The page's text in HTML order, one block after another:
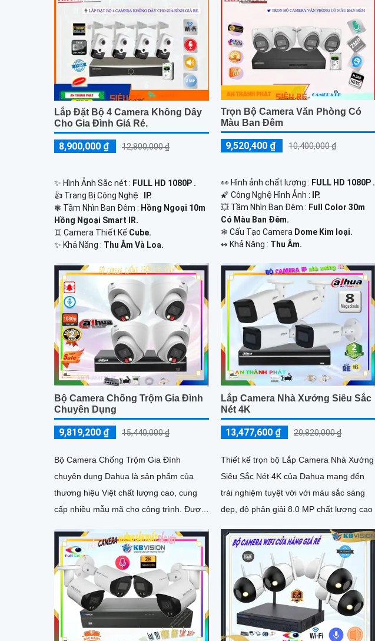
Lắp Đặt Bộ 4 Camera Không Dây
Cho Gia Đình Giá Rẻ.
8,900,000 ₫ 12,800,000 ₫
✨ Hình Ảnh Sắc nét : FULL HD 1080P .
👍 Trang Bị Công Nghệ :
IP.
❃ Tầm Nhìn Ban Đêm : Hồng Ngoại 10m
Hồng Ngoại Smart IR.
♊ Camera Thiết Kế Cube.
️✨ Khả Năng : Thu Âm Và Loa.
Trọn Bộ Camera Văn Phòng Có
Màu Ban Đêm
9,520,400 ₫ 10,400,000 ₫
️👀 Hình ảnh chất lượng : FULL HD 1080P .
🌠 Công Nghệ Hình Ảnh :
IP.
💥 Tầm Nhìn Ban Đêm : Full Color 30m
Có Màu Ban Ðêm.
❄ Cấu Tạo Camera Dome Kim loại.
️↭ Khả Năng : Thu Âm.
Bộ Camera Chống Trộm Gia Đình
Chuyên Dụng
9,819,200 ₫ 15,440,000 ₫
Bộ Camera Chống Trộm Gia Đình
chuyên dụng Dahua là sản phẩm của
thương hiệu Việt chất lượng cao, cung
cấp nhiều mẫu mã cho công trình. Được
này thích hợp cho dự án cao cấp
Lắp Camera Nhà Xưởng Siêu Sắc
Nét 4K
13,477,600 ₫ 20,820,000 ₫
Thiết kế trọn bộ Lắp Camera Nhà Xưởng
Siêu Sắc Nét 4K của Dahua mang đến
trải nghiệm tuyệt vời với màu sắc sáng
đẹp, độ phân giải 8.0 MP chất lượng cao